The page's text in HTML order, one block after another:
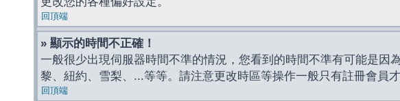
回頂端
» 顯示的時間不正確！
一般很少出現伺服器時間不準的情況，您看到的時間不準有可能是
黎、紐約、雪梨、...等等。請注意更改時區等操作一般只有註冊會員
回頂端